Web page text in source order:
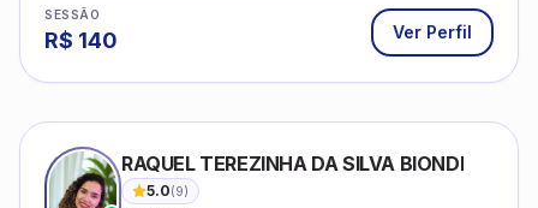
SESSÃO
R$ 140 Ver Perfil
RAQUEL TEREZINHA DA SILVA BIONDI
5.0(9)